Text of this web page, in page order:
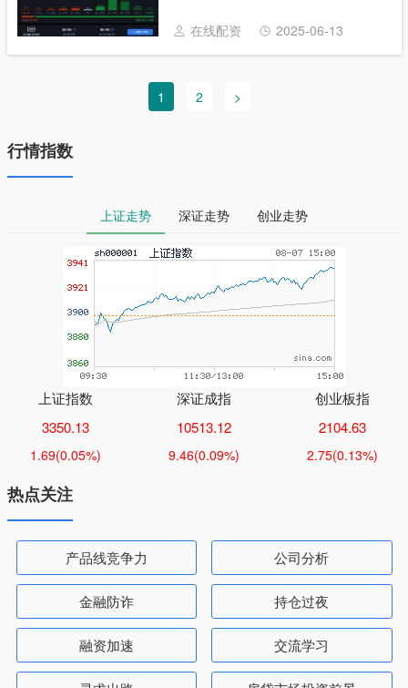
的场外配资行为。而这一表态距离上次发声
严打......
在线配资 2025-06-13
1 2 >
行情指数
上证走势 深证走势 创业走势
上证指数
3350.13
1.69(0.05%)
深证成指
10513.12
9.46(0.09%)
创业板指
2104.63
2.75(0.13%)
热点关注
产品线竞争力 公司分析
金融防诈 持仓过夜
融资加速 交流学习